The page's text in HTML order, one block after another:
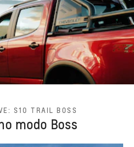
S10 TRAIL BOSS
modo Boss